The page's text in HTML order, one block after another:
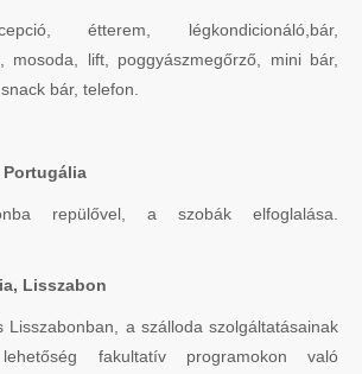
étterem, légkondicionáló,bár,
mosoda, lift, poggyászmegőrző, mini bár,
bár, telefon.
repülővel, a szobák elfoglalása.
Lisszabon
Lisszabonban, a szálloda szolgáltatásainak
fakultatív programokon való